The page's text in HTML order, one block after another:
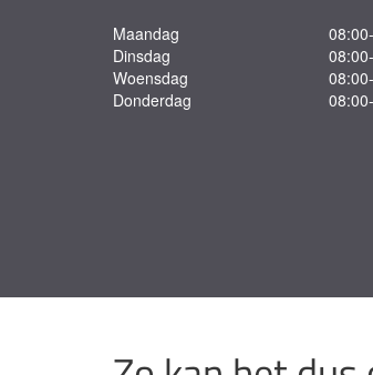
Maandag
Dinsdag
Woensdag
Donderdag